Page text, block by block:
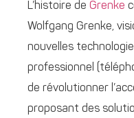
L’histoire de Grenke
Wolfgang Grenke,
nouvelles
professionnel
de révolutionner
proposant des